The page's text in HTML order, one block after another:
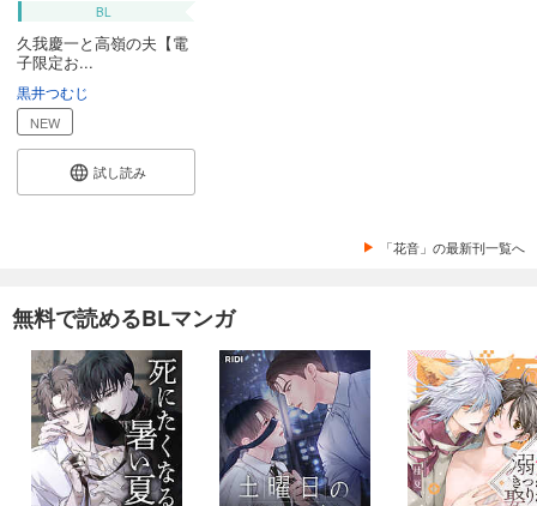
BL
久我慶一と高嶺の夫【電
子限定お...
黒井つむじ
NEW
試し読み
「花音」の最新刊一覧へ
無料で読めるBLマンガ